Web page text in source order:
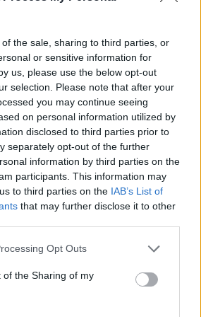
the sale, sharing to third parties, or
or sensitive information for
us, please use the below opt-out
selection. Please note that after your
you may continue seeing
on personal information utilized by
disclosed to third parties prior to
separately opt-out of the further
information by third parties on the
participants. This information may
to third parties on the IAB’s List of
that may further disclose it to other
Opt Outs
of the Sharing of my
artykuły:
i na Temu kupujemy na potęgę.
przykrywką
zł 20 zł Inna
(opcjonalnie)